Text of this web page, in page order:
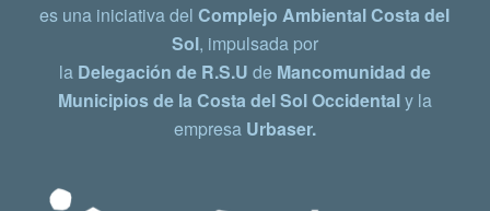
es una iniciativa delComplejo Ambiental Costa del
Sol, impulsada por
la Delegación de R.S.U de Mancomunidad de
Municipios de la Costa del Sol Occidentaly la
empresa Urbaser.